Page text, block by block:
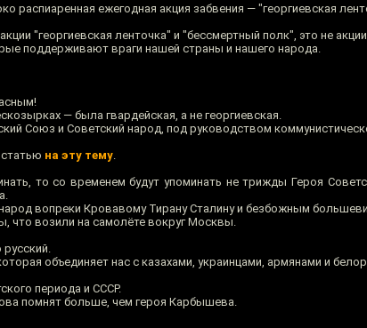
распиаренная ежегодная акция забвения — "георгиевская
"георгиевская ленточка" и "бессмертный полк", это не
поддерживают враги нашей страны и нашего народа.
— была гвардейская, а не георгиевская.
Союз и Советский народ, под руководством
на эту тему.
то со временем будут упоминать не трижды Героя
вопреки Кровавому Тирану Сталину и безбожным
что возили на самолёте вокруг Москвы.
объединяет нас с казахами, украинцами, армянами и
периода и СССР.
помнят больше, чем героя Карбышева.